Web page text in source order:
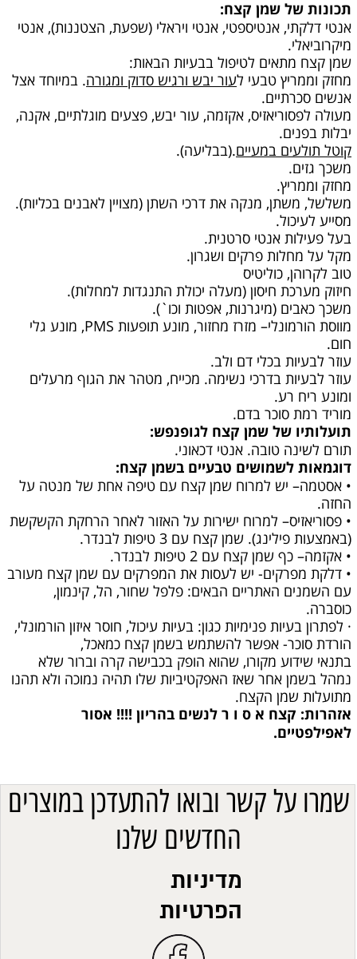
תכונות של שמן קצח:
אנטי דלקתי, אנטיספטי, אנטי ויראלי (שפעת, הצטננות), אנטי
מיקרוביאלי.
שמן קצח מתאים לטיפול בבעיות הבאות:
מחזק וממריץ טבעי לעור יבש ורגיש סדוק ומגורה. במיוחד אצל
אנשים סכרתיים.
מעולה לפסוריאזיס, אקזמה, עור יבש, פצעים מוגלתיים, אקנה,
יבלות בפנים.
קוטל תולעים במעיים.(בבליעה).
משכך גזים.
מחזק וממריץ.
משלשל, משתן, מנקה את דרכי השתן (מצויין לאבנים בכליות).
מסייע לעיכול.
בעל פעילות אנטי סרטנית.
מקל על מחלות פרקים ושגרון.
טוב לקרוהן, כוליטיס
חיזוק מערכת חיסון (מעלה יכולת התנגדות למחלות).
משכך כאבים (מיגרנות, אפטות וכו`).
מווסת הורמונלי– מזרז מחזור, מונע תופעות PMS, מונע גלי
חום.
עוזר לבעיות בכלי דם ולב.
עוזר לבעיות בדרכי נשימה. מכייח, מטהר את הגוף מרעלים
ומונע ריח רע.
מוריד רמת סוכר בדם.
תועלותיו של שמן קצח לגופנפש:
תורם לשינה טובה. אנטי דכאוני.
דוגמאות לשמושים טבעיים בשמן קצח:
• אסטמה– יש למרוח שמן קצח עם טיפה אחת של מנטה על
החזה.
• פסוריאזיס– למרוח ישירות על האזור לאחר הרחקת הקשקשת
(באמצעות פילינג). שמן קצח עם 3 טיפות לבנדר.
• אקזמה– כף שמן קצח עם 2 טיפות לבנדר.
• דלקת מפרקים- יש לעסות את המפרקים עם שמן קצח מעורב
עם השמנים האתריים הבאים: פלפל שחור, הל, קינמון,
כוסברה.
· לפתרון בעיות פנימיות כגון: בעיות עיכול, חוסר איזון הורמונלי,
הורדת סוכר- אפשר להשתמש בשמן קצח כמאכל,
בתנאי שידוע מקורו, שהוא הופק בכבישה קרה וברור שלא
נמהל בשמן אחר שאז האפקטיביות שלו תהיה נמוכה ולא תהנו
מתועלות שמן הקצח.
אזהרות: קצח א ס ו ר לנשים בהריון !!!! אסור
לאפילפטיים.
שמרו על קשר ובואו להתעדכן במוצרים
החדשים שלנו
מדיניות
הפרטיות